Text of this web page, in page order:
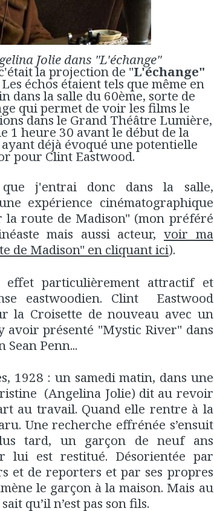
Jolie dans "L'échange"
la projection de "L'échange"
Les échos étaient tels que même en
dans la salle du 60ème, sorte de
qui permet de voir les films le
dans le Grand Théâtre Lumière,
1 heure 30 avant le début de la
déjà évoqué une potentielle
pour Clint Eastwood.
j'entrai donc dans la salle,
expérience cinématographique
la route de Madison" (mon préféré
mais aussi acteur, voir ma
de Madison" en cliquant ici).
effet particulièrement attractif et
eastwoodien. Clint Eastwood
la Croisette de nouveau avec un
avoir présenté "Mystic River" dans
Penn...
1928 : un samedi matin, dans une
(Angelina Jolie) dit au revoir
au travail. Quand elle rentre à la
Une recherche effrénée s’ensuit
tard, un garçon de neuf ans
lui est restitué. Désorientée par
et de reporters et par ses propres
le garçon à la maison. Mais au
qu’il n’est pas son fils.